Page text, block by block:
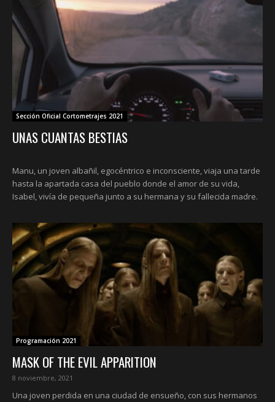
Sección Oficial Cortometrajes 2021
UNAS CUANTAS BESTIAS
Manu, un joven albañil, egocéntrico e inconsciente, viaja una tarde
hasta la apartada casa del pueblo donde el amor de su vida,
Isabel, vivía de pequeña junto a su hermana y su fallecida madre.
Programación 2021
MASK OF THE EVIL APPARITION
8 noviembre, 2021
Una joven perdida en una ciudad de ensueño, con sus hermanos